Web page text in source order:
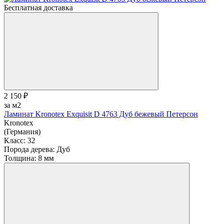
Бесплатная доставка
2 150 ₽
за м2
Ламинат Kronotex Exquisit D 4763 Дуб бежевый Петерсон
Kronotex
(Германия)
Класс: 32
Порода дерева: Дуб
Толщина: 8 мм